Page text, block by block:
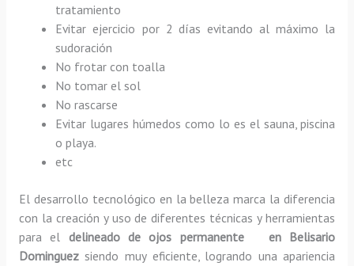
tratamiento
Evitar ejercicio por 2 días evitando al máximo la
sudoración
No frotar con toalla
No tomar el sol
No rascarse
Evitar lugares húmedos como lo es el sauna, piscina
o playa.
etc
El desarrollo tecnológico en la belleza marca la diferencia
con la creación y uso de diferentes técnicas y herramientas
para el delineado de ojos permanente en Belisario
Dominguezsiendo muy eficiente, logrando una apariencia